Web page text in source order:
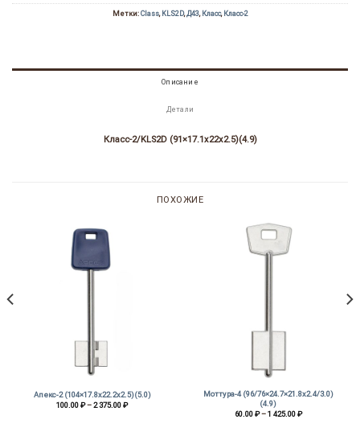
Метки: Class, KLS2D,Д43, Класс, Класс-2
Описание
Детали
Класс-2/KLS2D (91×17.1х22х2.5)(4.9)
ПОХОЖИЕ
Апекс-2 (104×17.8х22.2х2.5)(5.0)
100.00₽–2 375.00₽Диапазон
Моттура-4 (96/76×24.7×21.8х2.4/3.0)
(4.9)
60.00₽ – 1 425.00₽Диапазон